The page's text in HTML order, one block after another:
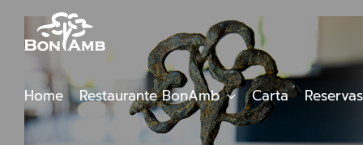
contenido
Home Restaurante BonAmb Carta Reservas